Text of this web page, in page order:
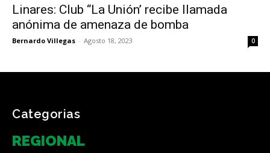
Linares: Club “La Unión’ recibe llamada
anónima de amenaza de bomba
Bernardo Villegas - Agosto 18, 2023 0
Categorias
REGIONAL